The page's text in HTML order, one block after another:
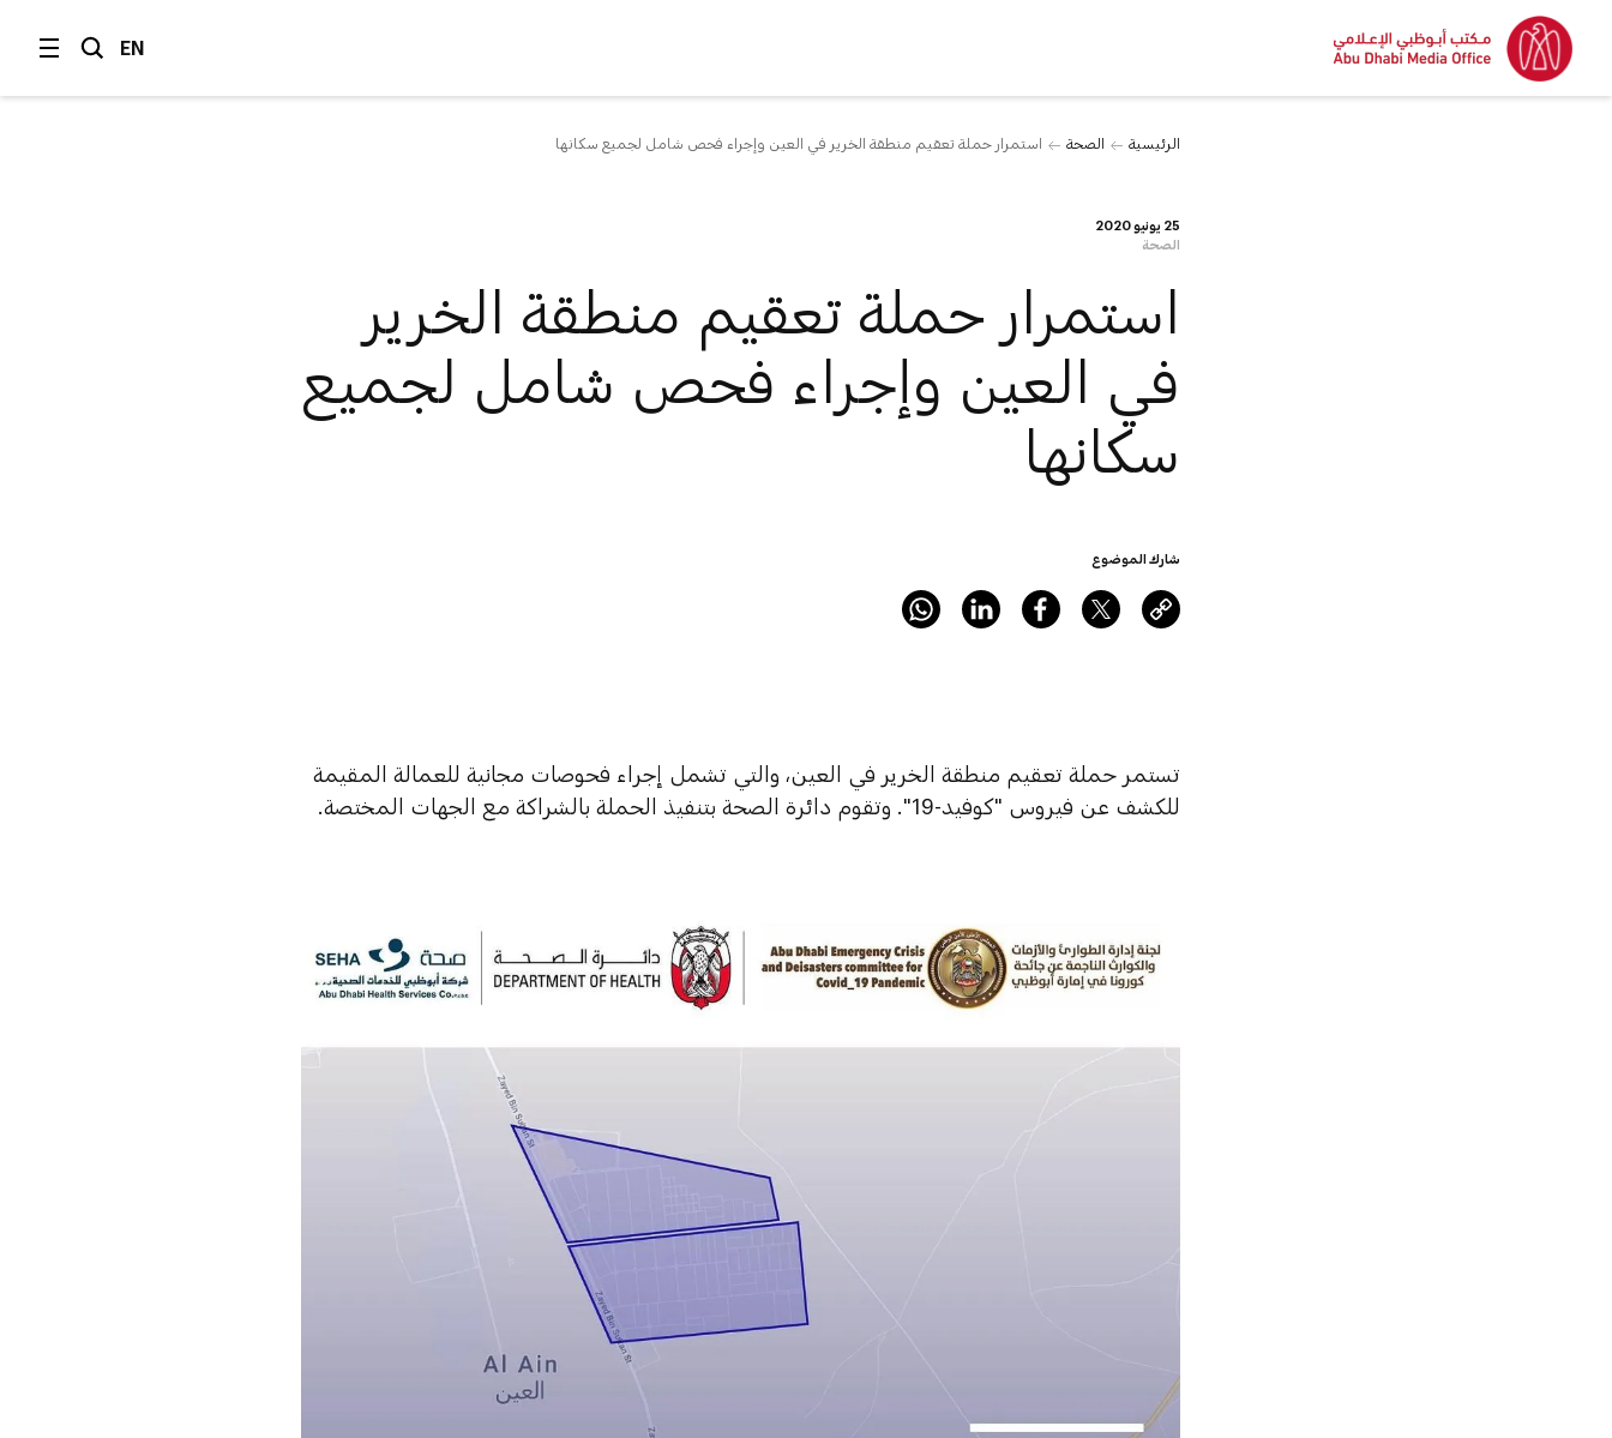
EN
الرئيسية الصحة استمرار حملة تعقيم منطقة الخرير في العين وإجراء فحص شامل لجميع سكانها
25 يونيو 2020
الصحة
استمرار حملة تعقيم منطقة الخرير
في العين وإجراء فحص شامل لجميع
سكانها
شارك الموضوع
تستمر حملة تعقيم منطقة الخرير في العين، والتي تشمل إجراء فحوصات مجانية للعمالة المقيمة
للكشف عن فيروس "كوفيد-19". وتقوم دائرة الصحة بتنفيذ الحملة بالشراكة مع الجهات المختصة.⁣